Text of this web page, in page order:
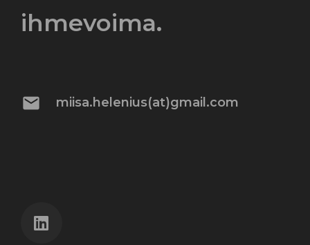
ihmevoima.
mail miisa.helenius(at)gmail.com